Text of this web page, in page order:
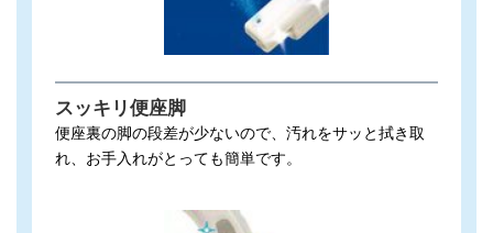
スッキリ便座脚
便座裏の脚の段差が少ないので、汚れをサッと拭き取
れ、お手入れがとっても簡単です。